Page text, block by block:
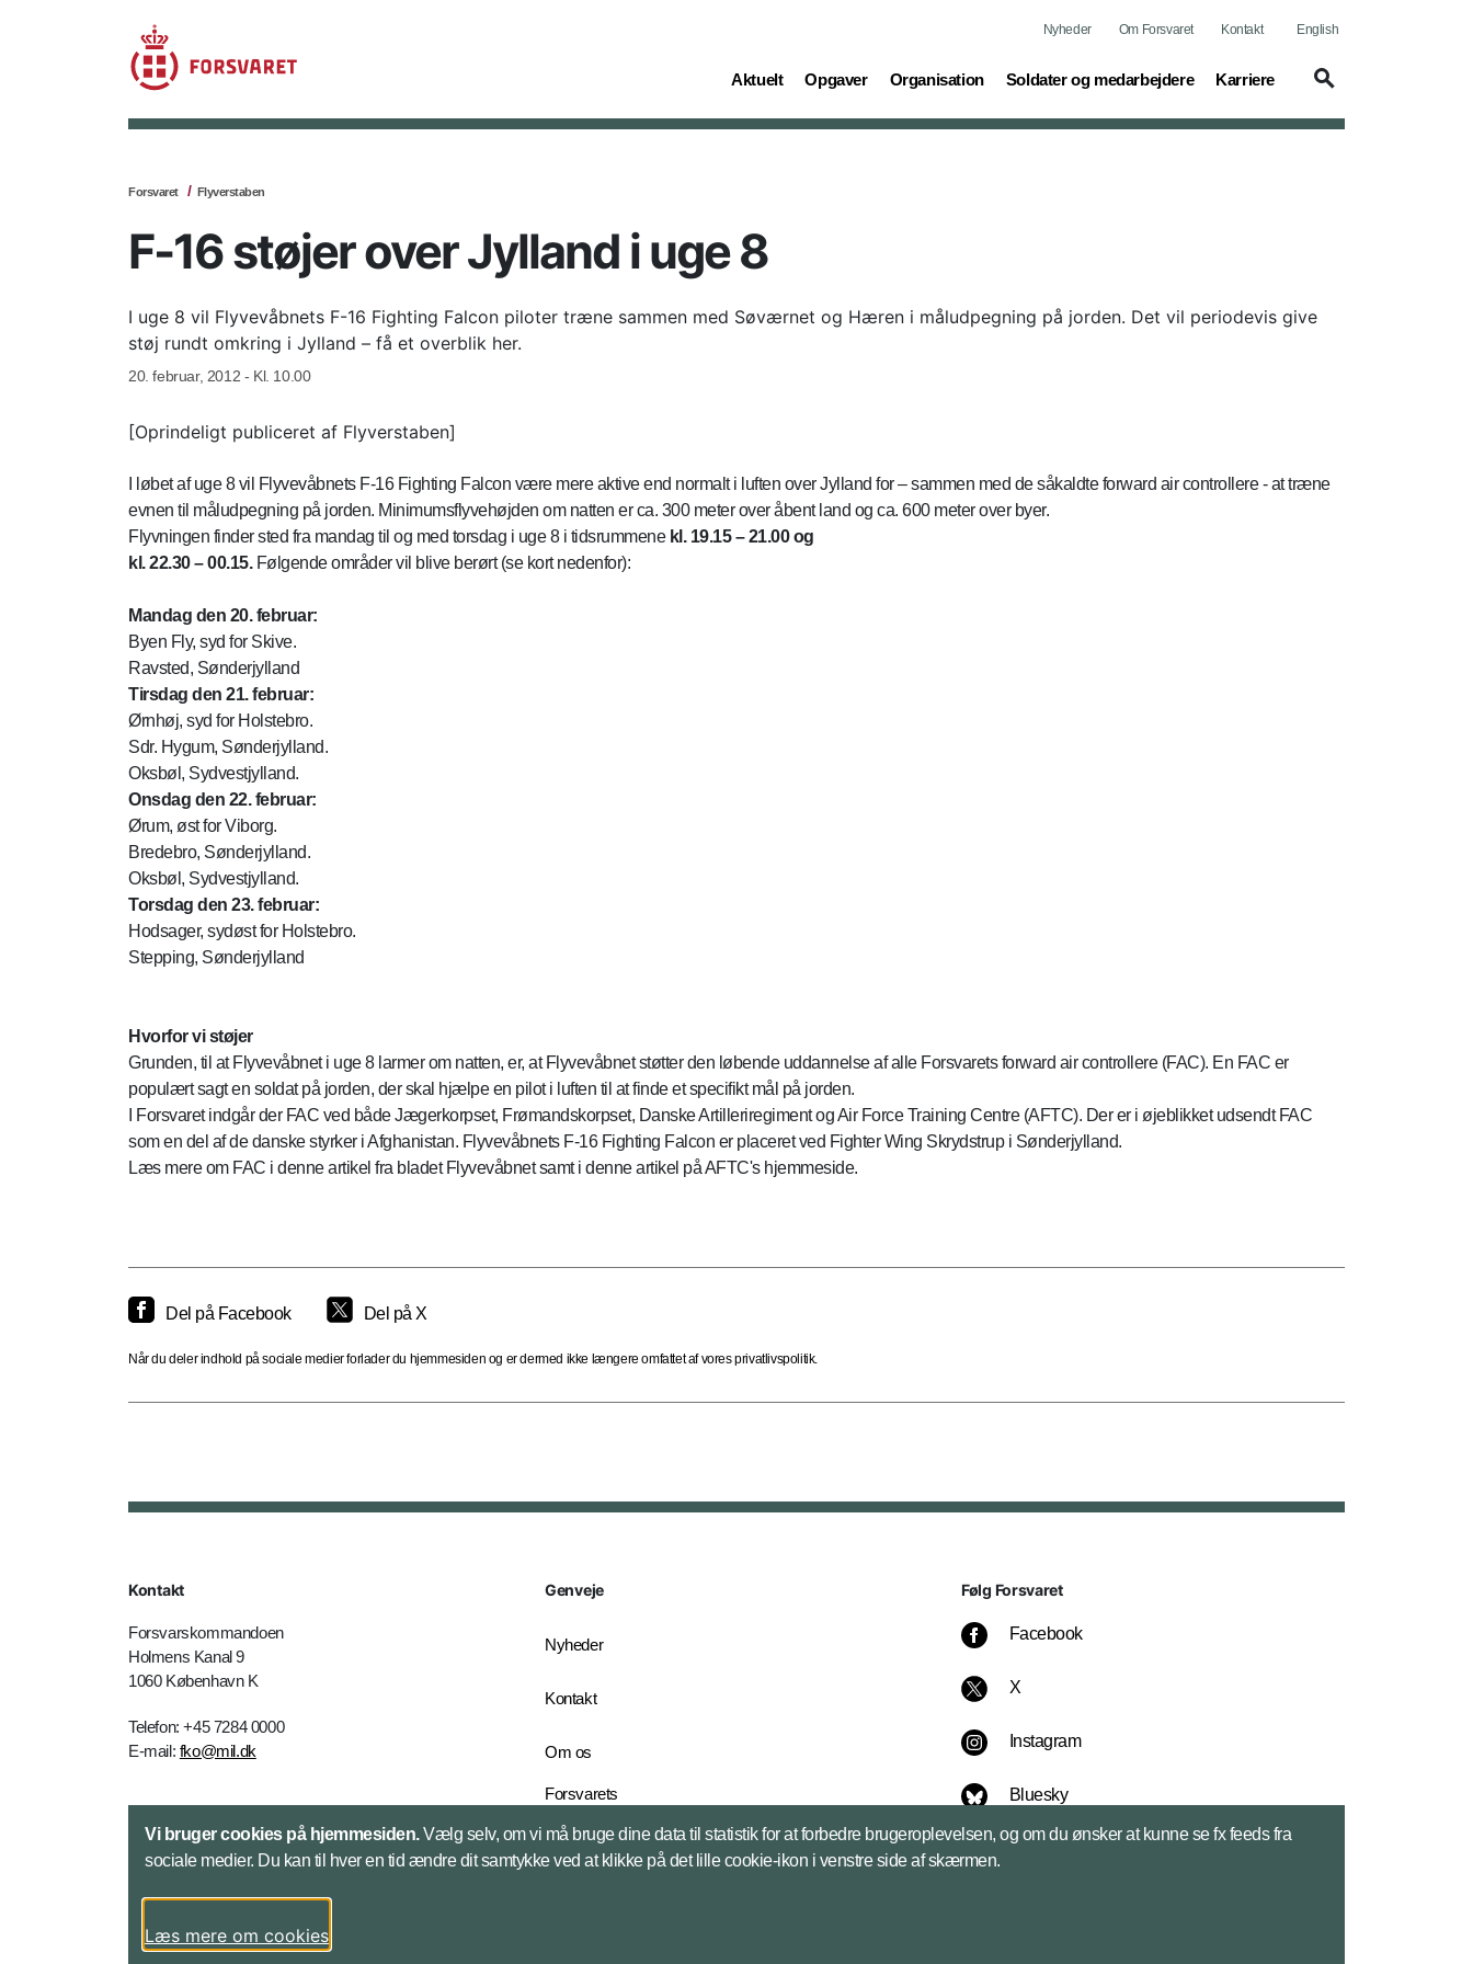
Nyheder Om Forsvaret Kontakt English
Aktuelt
(current) Opgaver
(current) Organisation
(current) Soldater og medarbejdere
(current) Karriere
(current)
Forsvaret Flyverstaben
F-16 støjer over Jylland i uge 8
I uge 8 vil Flyvevåbnets F-16 Fighting Falcon piloter træne sammen med Søværnet og Hæren i måludpegning på jorden. Det vil periodevis give
støj rundt omkring i Jylland – få et overblik her.
20. februar, 2012 - Kl. 10.00
[Oprindeligt publiceret af Flyverstaben]
I løbet af uge 8 vil Flyvevåbnets F-16 Fighting Falcon være mere aktive end normalt i luften over Jylland for – sammen med de såkaldte forward air controllere - at træne
evnen til måludpegning på jorden. Minimumsflyvehøjden om natten er ca. 300 meter over åbent land og ca. 600 meter over byer.
Flyvningen finder sted fra mandag til og med torsdag i uge 8 i tidsrummenekl. 19.15 – 21.00 og
kl. 22.30 – 00.15.Følgende områder vil blive berørt (se kort nedenfor):
Mandag den 20. februar:
Byen Fly, syd for Skive.
Ravsted, Sønderjylland
Tirsdag den 21. februar:
Ørnhøj, syd for Holstebro.
Sdr. Hygum, Sønderjylland.
Oksbøl, Sydvestjylland.
Onsdag den 22. februar:
Ørum, øst for Viborg.
Bredebro, Sønderjylland.
Oksbøl, Sydvestjylland.
Torsdag den 23. februar:
Hodsager, sydøst for Holstebro.
Stepping, Sønderjylland
Hvorfor vi støjer
Grunden, til at Flyvevåbnet i uge 8 larmer om natten, er, at Flyvevåbnet støtter den løbende uddannelse af alle Forsvarets forward air controllere (FAC). En FAC er
populært sagt en soldat på jorden, der skal hjælpe en pilot i luften til at finde et specifikt mål på jorden.
I Forsvaret indgår der FAC ved både Jægerkorpset, Frømandskorpset, Danske Artilleriregiment og Air Force Training Centre (AFTC). Der er i øjeblikket udsendt FAC
som en del af de danske styrker i Afghanistan. Flyvevåbnets F-16 Fighting Falcon er placeret ved Fighter Wing Skrydstrup i Sønderjylland.
Læs mere om FAC i denne artikel fra bladet Flyvevåbnet samt i denne artikel på AFTC's hjemmeside.
Del på Facebook Del på X
Når du deler indhold på sociale medier forlader du hjemmesiden og er dermed ikke længere omfattet af vores privatlivspolitik.
Kontakt
Forsvarskommandoen
Holmens Kanal 9
1060 København K
Telefon: +45 7284 0000
E-mail: fko@mil.dk
Kontakt
Genveje
Nyheder
Kontakt
Om os
Forsvarets
English Edition
Følg Forsvaret
Facebook
X
Instagram
Bluesky
LinkedIn
Vi bruger cookies på hjemmesiden.Vælg selv, om vi må bruge dine data til statistik for at forbedre brugeroplevelsen, og om du ønsker at kunne se fx feeds fra
sociale medier. Du kan til hver en tid ændre dit samtykke ved at klikke på det lille cookie-ikon i venstre side af skærmen.
Læs mere om cookies